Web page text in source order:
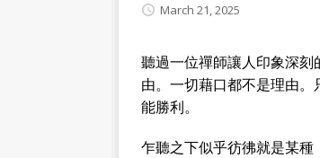
March 21, 2025
聽過一位禪師讓人印象深
由。一切藉口都不是理由
能勝利。
乍聽之下似乎彷彿就是某